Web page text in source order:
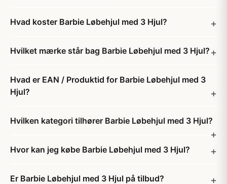
Hvad koster Barbie Løbehjul med 3 Hjul?
Hvilket mærke står bag Barbie Løbehjul med 3 Hjul?
Hvad er EAN / Produktid for Barbie Løbehjul med 3
Hjul?
Hvilken kategori tilhører Barbie Løbehjul med 3 Hjul?
Hvor kan jeg købe Barbie Løbehjul med 3 Hjul?
Er Barbie Løbehjul med 3 Hjul på tilbud?